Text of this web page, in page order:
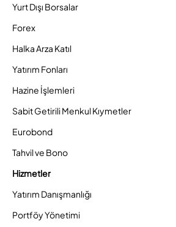
Yurt Dışı Borsalar
Forex
Halka Arza Katıl
Yatırım Fonları
Hazine İşlemleri
Sabit Getirili Menkul Kıymetler
Eurobond
Tahvil ve Bono
Hizmetler
Yatırım Danışmanlığı
Portföy Yönetimi